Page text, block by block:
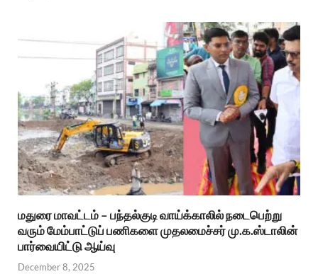
மதுரை மாவட்டம் – பந்தல்குடி வாய்க்காலில் நடைபெற்று
வரும் மேம்பாட்டுப் பணிகளை முதலமைச்சர் மு.க.ஸ்டாலின்
பார்வையிட்டு ஆய்வு
December 8, 2025